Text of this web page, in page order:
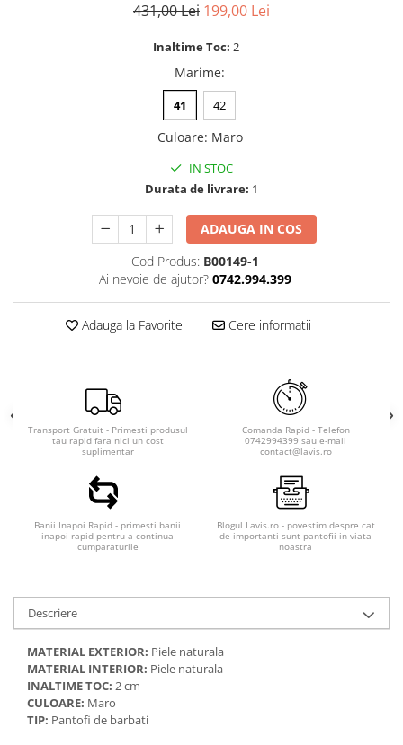
431,00 Lei 199,00 Lei
Inaltime Toc: 2
Marime:
41 42
Culoare: Maro
IN STOC
Durata de livrare: 1
ADAUGA IN COS
Cod Produs: B00149-1
Ai nevoie de ajutor? 0742.994.399
Adauga la Favorite Cere informatii
Transport Gratuit - Primesti produsul
tau rapid fara nici un cost
suplimentar
Comanda Rapid - Telefon
0742994399 sau e-mail
contact@lavis.ro
Banii Inapoi Rapid - primesti banii
inapoi rapid pentru a continua
cumparaturile
Blogul Lavis.ro - povestim despre cat
de importanti sunt pantofii in viata
noastra
Descriere
MATERIAL EXTERIOR: Piele naturala
MATERIAL INTERIOR: Piele naturala
INALTIME TOC: 2 cm
CULOARE: Maro
TIP: Pantofi de barbati